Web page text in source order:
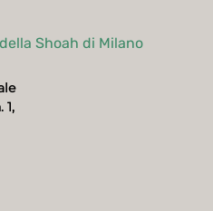
Shoah di Milano
1,